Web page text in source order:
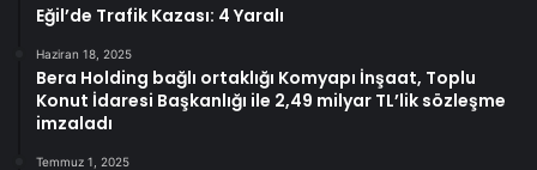
Eğil’de Trafik Kazası: 4 Yaralı
Haziran 18, 2025
Bera Holding bağlı ortaklığı Komyapı İnşaat, Toplu
Konut İdaresi Başkanlığı ile 2,49 milyar TL’lik sözleşme
imzaladı
Temmuz 1, 2025